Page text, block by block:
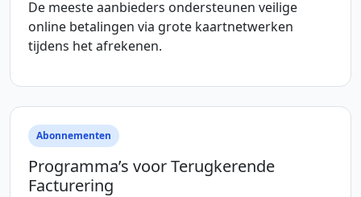
De meeste aanbieders ondersteunen veilige
online betalingen via grote kaartnetwerken
tijdens het afrekenen.
Abonnementen
Programma’s voor Terugkerende
Facturering